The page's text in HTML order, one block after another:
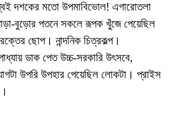
দশকের মতো উপমাবিভোল! এগারোতলা
বুড়োর পতনে সকলে রূপক খুঁজে পেয়েছিল
ছোপ। নান্দনিক চিত্রকল্প।
ডাক পেত উচ্চ-সরকারি উৎসবে,
উপরি উপহার পেয়েছিল লোকটা। প্রাইস